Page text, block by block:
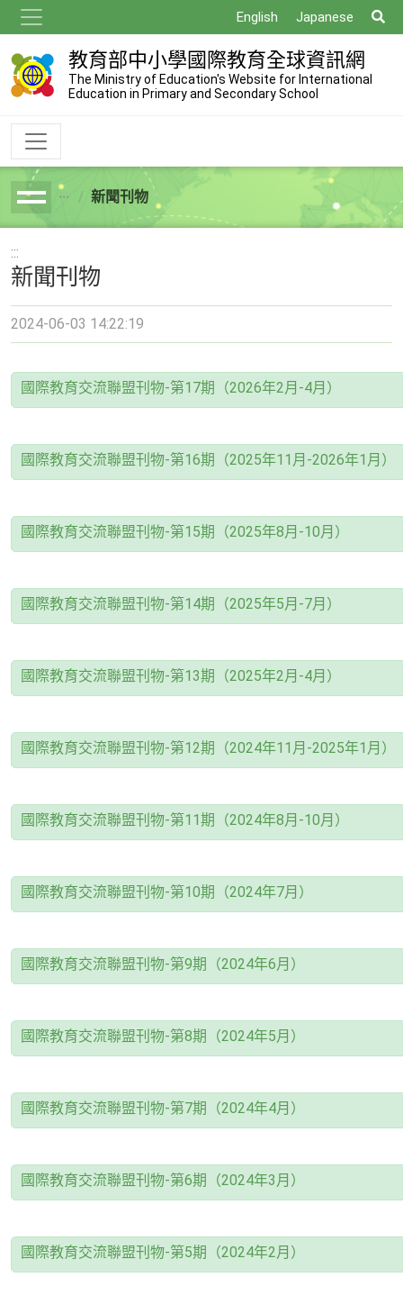
到
主
要
內
English Japanese
尋
教育部中小學國際教育全球資訊網
The Ministry of Education's Website for International
Education in Primary and Secondary School
breadcrumb新聞刊物
:::
新聞刊物
2024-06-03 14:22:19
國際教育交流聯盟刊物-第17期（2026年2月-4月）
國際教育交流聯盟刊物-第16期（2025年11月-2026年1月）
國際教育交流聯盟刊物-第15期（2025年8月-10月）
國際教育交流聯盟刊物-第14期（2025年5月-7月）
國際教育交流聯盟刊物-第13期（2025年2月-4月）
國際教育交流聯盟刊物-第12期（2024年11月-2025年1月）
國際教育交流聯盟刊物-第11期（2024年8月-10月）
國際教育交流聯盟刊物-第10期（2024年7月）
國際教育交流聯盟刊物-第9期（2024年6月）
國際教育交流聯盟刊物-第8期（2024年5月）
國際教育交流聯盟刊物-第7期（2024年4月）
國際教育交流聯盟刊物-第6期（2024年3月）
國際教育交流聯盟刊物-第5期（2024年2月）